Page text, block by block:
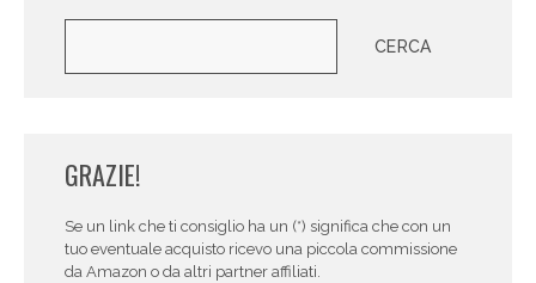
CERCA
GRAZIE!
Se un link che ti consiglio ha un (*) significa che con un
tuo eventuale acquisto ricevo una piccola commissione
da Amazon o da altri partner affiliati.